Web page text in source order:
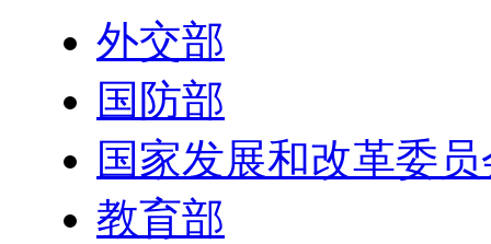
外交部
国防部
国家发展和改革委
教育部